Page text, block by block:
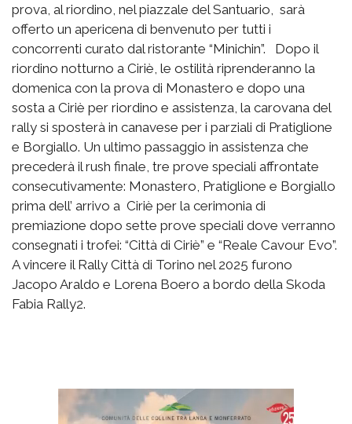
prova, al riordino, nel piazzale del Santuario, sarà
offerto un apericena di benvenuto per tutti i
concorrenti curato dal ristorante “Minichin”. Dopo il
riordino notturno a Ciriè, le ostilità riprenderanno la
domenica con la prova di Monastero e dopo una
sosta a Ciriè per riordino e assistenza, la carovana del
rally si sposterà in canavese per i parziali di Pratiglione
e Borgiallo. Un ultimo passaggio in assistenza che
precederà il rush finale, tre prove speciali affrontate
consecutivamente: Monastero, Pratiglione e Borgiallo
prima dell’ arrivo a Ciriè per la cerimonia di
premiazione dopo sette prove speciali dove verranno
consegnati i trofei: “Città di Ciriè” e “Reale Cavour Evo”.
A vincere il Rally Città di Torino nel 2025 furono
Jacopo Araldo e Lorena Boero a bordo della Skoda
Fabia Rally2.